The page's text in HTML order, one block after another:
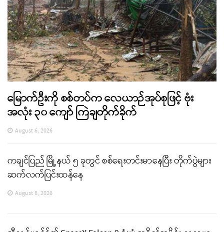
မြောက်ဦးကို စစ်တပ်က လေယာဉ်အုပ်စုဖြင့် ဗုံး
အလုံး ၃၀ ကျော် ကြဲချတိုက်ခိုက်
August 6, 2026
ကချင်ပြည် မြို့နယ် ၅ ခုတွင် စစ်ရေးတင်းမာနေပြီး တိုက်ပွဲများ
ဆက်လက်ပြင်းထန်နေ
August 6, 2026